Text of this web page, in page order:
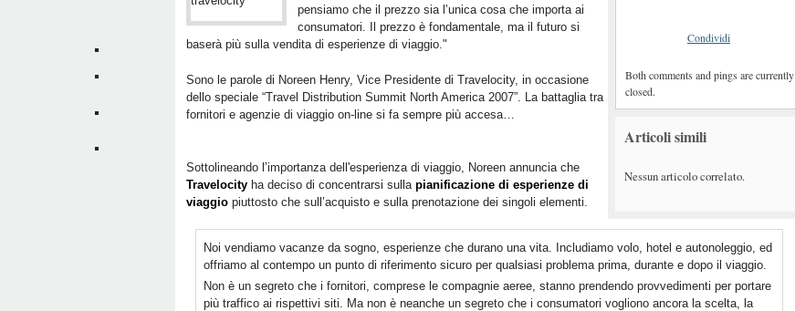
Condividi
Both comments and pings are currently
closed.
Articoli simili
Nessun articolo correlato.
pensiamo che il prezzo sia l’unica cosa che importa ai
consumatori. Il prezzo è fondamentale, ma il futuro si
baserà più sulla vendita di esperienze di viaggio."
Sono le parole di Noreen Henry, Vice Presidente di Travelocity, in occasione
dello speciale “Travel Distribution Summit North America 2007”. La battaglia tra
fornitori e agenzie di viaggio on-line si fa sempre più accesa…
Sottolineando l’importanza dell'esperienza di viaggio, Noreen annuncia che
Travelocity ha deciso di concentrarsi sulla pianificazione di esperienze di
viaggio piuttosto che sull’acquisto e sulla prenotazione dei singoli elementi.
Noi vendiamo vacanze da sogno, esperienze che durano una vita. Includiamo volo, hotel e autonoleggio, ed
offriamo al contempo un punto di riferimento sicuro per qualsiasi problema prima, durante e dopo il viaggio.
Non è un segreto che i fornitori, comprese le compagnie aeree, stanno prendendo provvedimenti per portare
più traffico ai rispettivi siti. Ma non è neanche un segreto che i consumatori vogliono ancora la scelta, la